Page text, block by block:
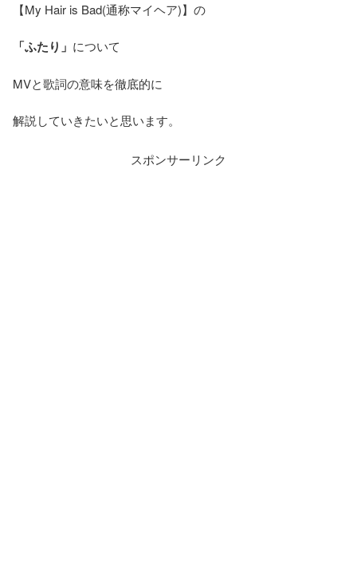
【My Hair is Bad(通称マイヘア)】の
「ふたり」 について
MVと歌詞の意味を徹底的に
解説していきたいと思います。
スポンサーリンク